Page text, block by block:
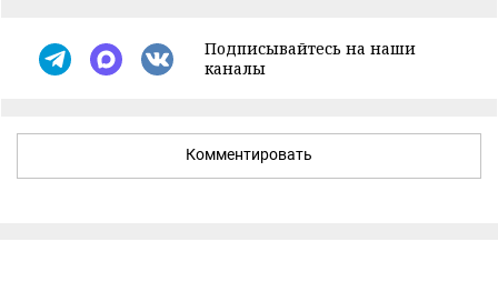
Подписывайтесь на наши
каналы
Комментировать